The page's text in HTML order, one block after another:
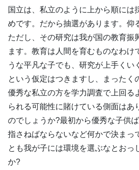
国立は、私立のように上から順には
めです。だから抽選があります。仰
ただし、その研究は我が国の教育振
ます。教育は人間を育むものなわけ
うな平凡な子でも、研究が上手くい
という仮定はつきますし、まったく
優秀な私立の方を学力調査で上回る
られる可能性に賭けている側面はあ
のでしょうか?最初から優秀な子供
指さねばならないなど何かで決まっ
とも我が子には環境を選ぶなとおっ
か?